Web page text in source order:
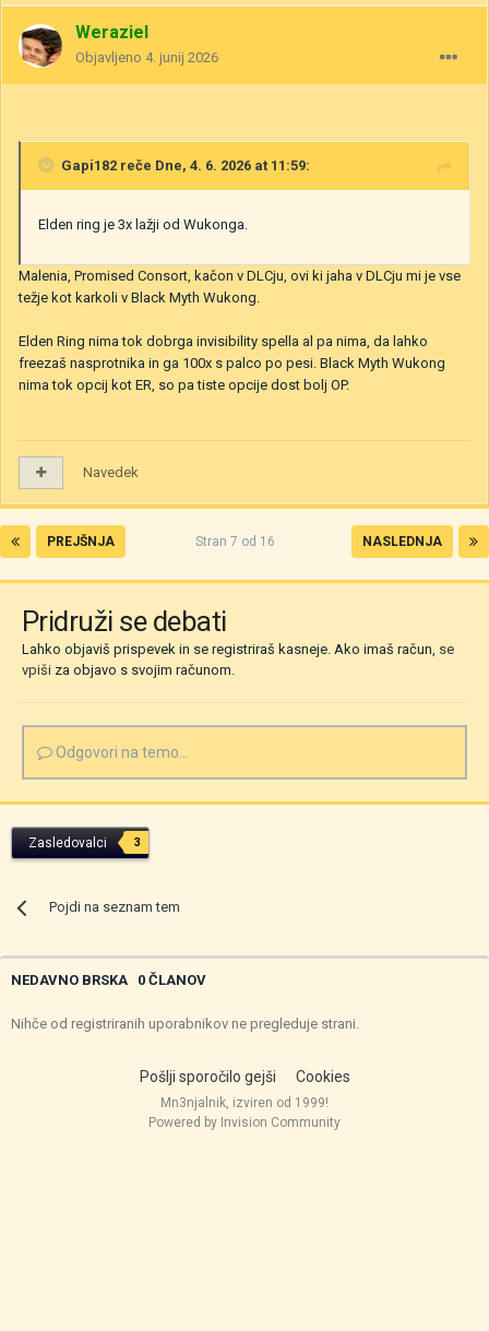
Weraziel
Objavljeno 4. junij 2026
Gapi182 reče Dne, 4. 6. 2026 at 11:59:
Elden ring je 3x lažji od Wukonga.
Malenia, Promised Consort, kačon v DLCju, ovi ki jaha v DLCju mi je vse
težje kot karkoli v Black Myth Wukong.
Elden Ring nima tok dobrga invisibility spella al pa nima, da lahko
freezaš nasprotnika in ga 100x s palco po pesi. Black Myth Wukong
nima tok opcij kot ER, so pa tiste opcije dost bolj OP.
Navedek
PREJŠNJA NASLEDNJA
Stran 7 od 16
Pridruži se debati
Lahko objaviš prispevek in se registriraš kasneje. Ako imaš račun, se
vpiši za objavo s svojim računom.
Odgovori na temo...
Zasledovalci 3
Pojdi na seznam tem
NEDAVNO BRSKA 0 ČLANOV
Nihče od registriranih uporabnikov ne pregleduje strani.
Pošlji sporočilo gejši Cookies
Mn3njalnik, izviren od 1999!
Powered by Invision Community